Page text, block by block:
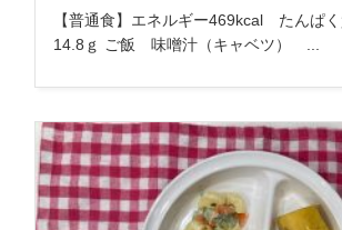
【普通食】エネルギー469kcal たんぱ
14.8ｇ ご飯 味噌汁（キャベツ） ...